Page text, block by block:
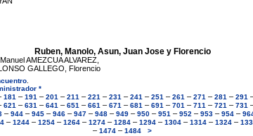
Ruben, Manolo, Asun, Juan Jose y Florencio
AMEZCUA ALVAREZ,
GALLEGO, Florencio
*
181 – 191 – 201 – 211 – 221 – 231 – 241 – 251 – 261 – 271 – 281 – 291
621 – 631 – 641 – 651 – 661 – 671 – 681 – 691 – 701 – 711 – 721 – 731
– 944 – 945 – 946 – 947 – 948 – 949 – 950 – 951 – 952 – 953 – 954 –
– 1244 – 1254 – 1264 – 1274 – 1284 – 1294 – 1304 – 1314 – 1324 –
– 1474 – 1484 >